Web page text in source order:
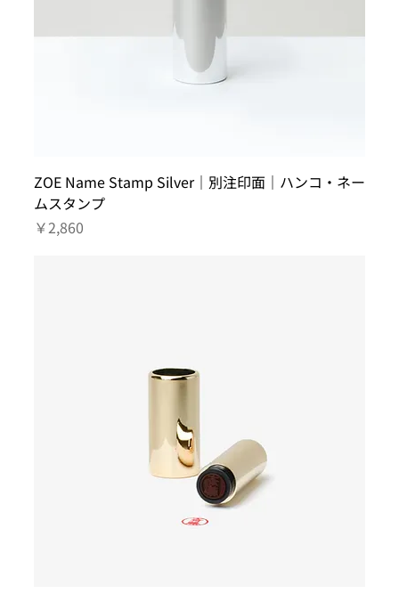
ZOE Name Stamp Silver｜別注印面｜ハンコ・ネー
ムスタンプ
価格
￥2,860